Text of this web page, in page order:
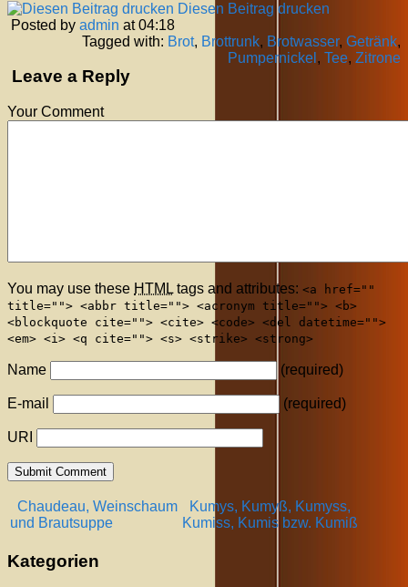
Diesen Beitrag drucken
Posted by admin at 04:18
Tagged with: Brot, Brottrunk, Brotwasser, Getränk,
Pumpernickel , Tee, Zitrone
Leave a Reply
Your Comment
You may use these HTML tags and attributes: <a href=""
title=""> <abbr title=""> <acronym title=""> <b>
<blockquote cite=""> <cite> <code> <del datetime="">
<em> <i> <q cite=""> <s> <strike> <strong>
Name (required)
E-mail (required)
URI
Chaudeau, Weinschaum
und Brautsuppe
Kumys, Kumyß, Kumyss,
Kumiss, Kumis bzw. Kumiß
Kategorien